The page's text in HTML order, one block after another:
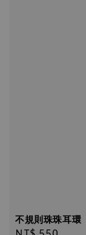
不規則珠珠耳環